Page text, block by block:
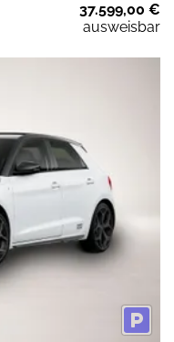
37.599,00 €
ausweisbar